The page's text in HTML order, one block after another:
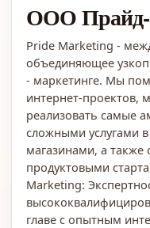
ООО
Pride Marketing -
объединяющее
- маркетинге. Мы
интернет-проектов,
реализовать самые
сложными услугами
магазинами, а также
продуктовыми
Marketing:
главе с опытным